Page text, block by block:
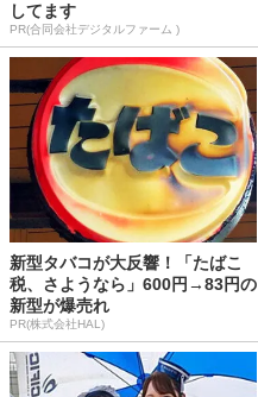
してます
PR(合同会社デジタルファーム )
新型タバコが大反響！「たばこ
税、さようなら」600円→83円の
新型が爆売れ
PR(株式会社HAL)